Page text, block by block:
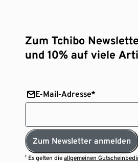
Zum Tchibo
und 10% auf viele
E-Mail-Adresse*
Zum Newsletter anmelden
¹ Es gelten dieallgemeinen